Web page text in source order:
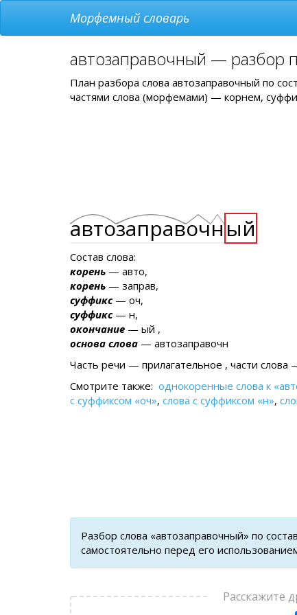
Морфемный словарь
автозаправочный — разбор
План разбора слова автозаправочный по
частями слова (морфемами) — корнем,
автозаправочный
Состав слова:
корень — авто,
корень — заправ,
суффикс— оч,
суффикс— н,
окончание — ый ,
основа слова — автозаправочн
Часть речи — прилагательное , части
Смотрите также: однокоренные слова к
с суффиксом «оч», слова с суффиксом «н»,
Разбор слова «автозаправочный» по
самостоятельно перед его
Расскажите